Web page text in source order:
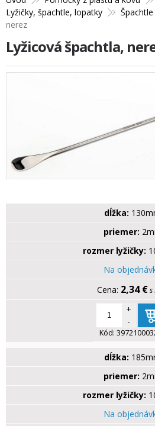
Lyžičky, špachtle, lopatky
Špachtle
nerez
Lyžicová špachtla,
dĺžka:
priemer:
rozmer lyžičky:
Na
2,34 €s
+
-
Kód:
dĺžka:
priemer:
rozmer lyžičky:
Na